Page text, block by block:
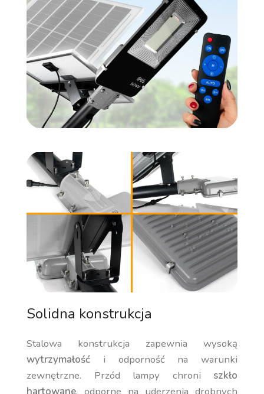
Solidna konstrukcja
Stalowa konstrukcja zapewnia wysoką
wytrzymałość i odporność na warunki
zewnętrzne. Przód lampy chroni szkło